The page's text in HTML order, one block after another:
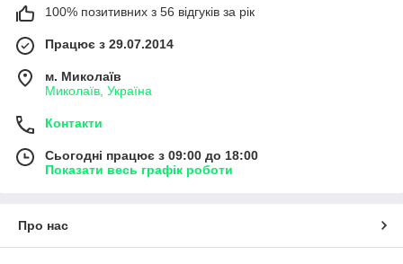
100% позитивних з 56 відгуків за рік
Працює з 29.07.2014
м. Миколаїв
Миколаїв, Україна
Контакти
Сьогодні працює з 09:00 до 18:00
Показати весь графік роботи
Про нас